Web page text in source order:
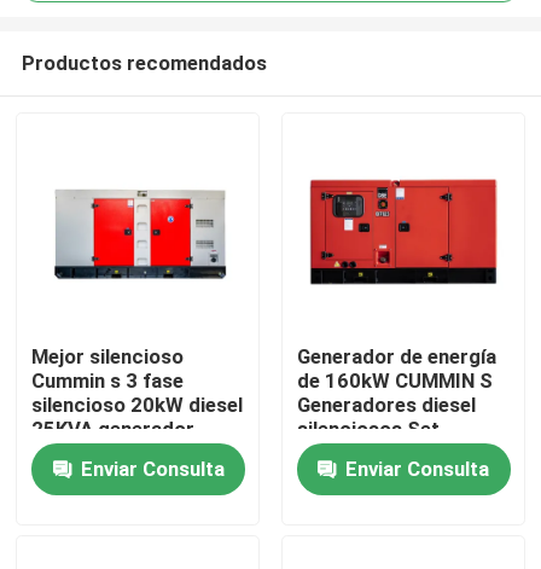
Productos
Vídeos
Productos recomendados
Mejor silencioso
Cummin s 3 fase
silencioso 20kW diesel
25KVA generador
precio silencioso
generador portátil
diesel para el hogar de
Enviar Consulta
Generador de energía
de 160kW CUMMIN S
Generadores diesel
silenciosos Set
Proveedores 200KVA
Generador diesel
Generador de energía
Enviar Consulta